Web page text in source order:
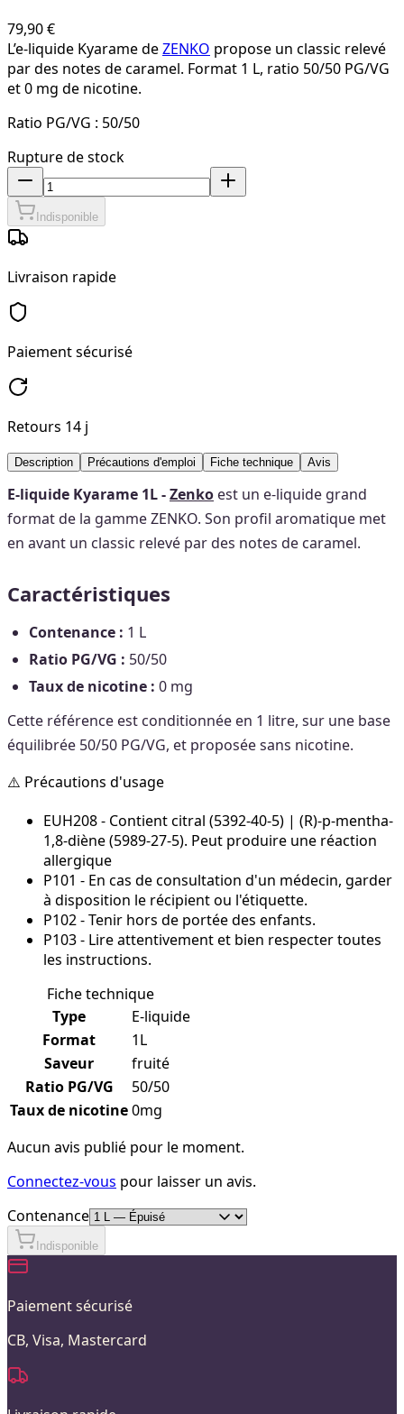
79,90 €
L’e-liquide Kyarame deZENKO propose un classic relevé
par des notes de caramel. Format 1 L, ratio 50/50 PG/VG
et 0 mg de nicotine.
Ratio PG/VG : 50/50
Rupture de stock
Indisponible
Livraison rapide
Paiement sécurisé
Retours 14 j
Description Précautions d'emploi Fiche technique Avis
E-liquide Kyarame 1L -Zenko est un e-liquide grand
format de la gamme ZENKO. Son profil aromatique met
en avant un classic relevé par des notes de caramel.
Caractéristiques
Contenance : 1 L
Ratio PG/VG : 50/50
Taux de nicotine : 0 mg
Cette référence est conditionnée en 1 litre, sur une base
équilibrée 50/50 PG/VG, et proposée sans nicotine.
⚠️ Précautions d'usage
EUH208 - Contient citral (5392-40-5) | (R)-p-mentha-
1,8-diène (5989-27-5). Peut produire une réaction
allergique
P101 - En cas de consultation d'un médecin, garder
à disposition le récipient ou l'étiquette.
P102 - Tenir hors de portée des enfants.
P103 - Lire attentivement et bien respecter toutes
les instructions.
Fiche technique
Type
E-liquide
Format
1L
Saveur
fruité
Ratio PG/VG
50/50
Taux de nicotine0mg
Aucun avis publié pour le moment.
Connectez-vous pour laisser un avis.
Contenance
Indisponible
Paiement sécurisé
CB, Visa, Mastercard